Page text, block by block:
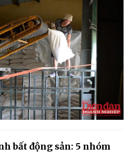
bất động sản: 5 nhóm